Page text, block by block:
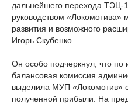
дальнейшего перехода ТЭЦ-
руководством «Локомотива»
развития и возможного
Игорь Скубенко.
Он особо подчеркнул, что по
балансовая комиссия
выделила МУП «Локомотив»
полученной прибыли. На